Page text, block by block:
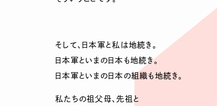
そして、日本軍と私は地続き。
日本軍といまの日本も地続き。
日本軍といまの日本の組織も地続き。
私たちの祖父母、先祖と